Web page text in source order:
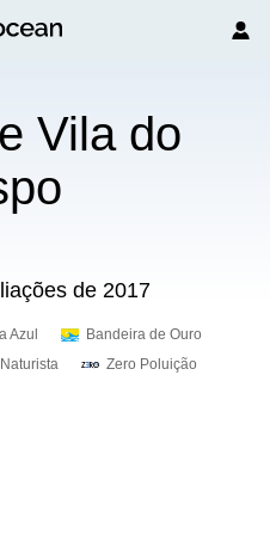
Vila do
de 2017
Azul
Bandeira de Ouro
Zero Poluição